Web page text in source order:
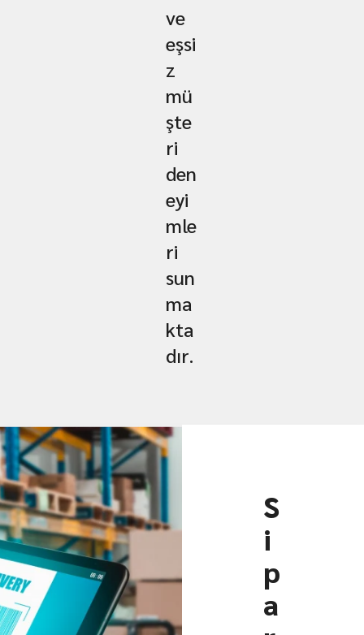
ve
eşsi
z
mü
şte
ri
den
eyi
mle
ri
sun
ma
kta
dır.
S
i
p
a